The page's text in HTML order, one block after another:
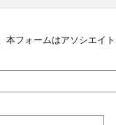
本フォームはアソシエイ